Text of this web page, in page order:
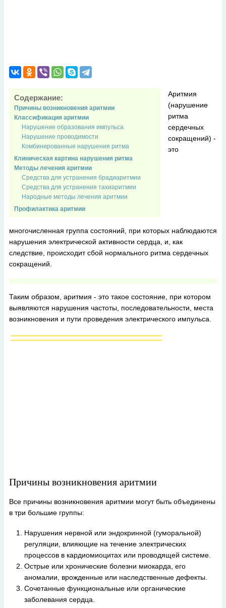
Содержание:
Причины возникновения аритмии
Классификация аритмии
Нарушение образования импульса
Нарушение проводимости
Комбинированные нарушения ритма
Клиническая картина нарушения ритма
Методы лечения аритмии
Средства для устранения брадиаритмии
Средства для устранения тахиаритмии
Народные методы лечения аритмии
Профилактика аритмии
Аритмия
(нарушение
ритма
сердечных
сокращений) -
это
многочисленная группа состояний, при которых наблюдаются
нарушения электрической активности сердца, и, как
следствие, происходит сбой нормального ритма сердечных
сокращений.
Таким образом, аритмия - это такое состояние, при котором
выявляются нарушения частоты, последовательности, места
возникновения и пути проведения электрического импульса.
Причины возникновения аритмии
Все причины возникновения аритмии могут быть объединены
в три большие группы:
Нарушения нервной или эндокринной (гуморальной)
регуляции, влияющие на течение электрических
процессов в кардиомиоцитах или проводящей системе.
Острые или хронические болезни миокарда, его
аномалии, врожденные или наследственные дефекты.
Сочетанные функциональные или органические
заболевания сердца.